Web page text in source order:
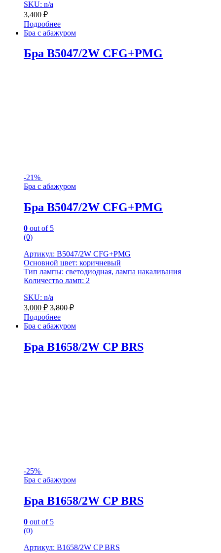
SKU: n/a
3,400 ₽
Подробнее
Бра с абажуром
Бра B5047/2W CFG+PMG
-21%
Бра с абажуром
Бра B5047/2W CFG+PMG
0 out of 5
(0)
Артикул: B5047/2W CFG+PMG
Основной цвет: коричневый
Тип лампы: светодиодная, лампа накаливания
Количество ламп: 2
SKU: n/a
3,000 ₽ 3,800₽
Подробнее
Бра с абажуром
Бра B1658/2W CP BRS
-25%
Бра с абажуром
Бра B1658/2W CP BRS
0 out of 5
(0)
Артикул: B1658/2W CP BRS